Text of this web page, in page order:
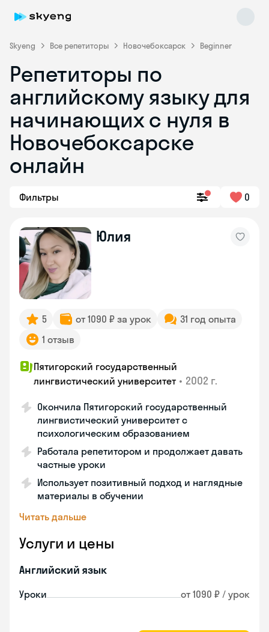
Skyeng Все репетиторы Новочебоксарск Beginner
Репетиторы по
английскому языку для
начинающих с нуля в
Новочебоксарске
онлайн
Фильтры 0
Юлия
5 от 1090 ₽ за урок
31 год опыта
1 отзыв
Пятигорский государственный
лингвистический университет • 2002 г.
Окончила Пятигорский государственный
лингвистический университет с
психологическим образованием
Работала репетитором и продолжает давать
частные уроки
Использует позитивный подход и наглядные
материалы в обучении
Читать дальше
Услуги и цены
Английский язык
Уроки от 1090 ₽ / урок
Skyeng Chat
online